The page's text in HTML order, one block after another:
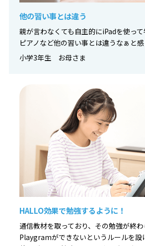
他の習い事とは違う
親が言わなくても自主的にiPadを使って
ピアノなど他の習い事とは違うなぁと感
小学3年生 お母さま
HALLO効果で勉強するように！
通信教材を取っており、その勉強が終
Playgramができないというルールを設